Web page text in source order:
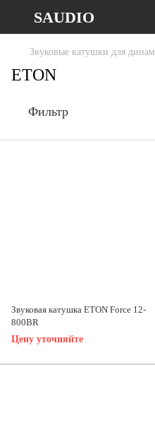
SAUDIO
Звуковые катушки для
ETON
Фильтр
Звуковая катушка ETON Force 12-
800BR
Цену уточняйте